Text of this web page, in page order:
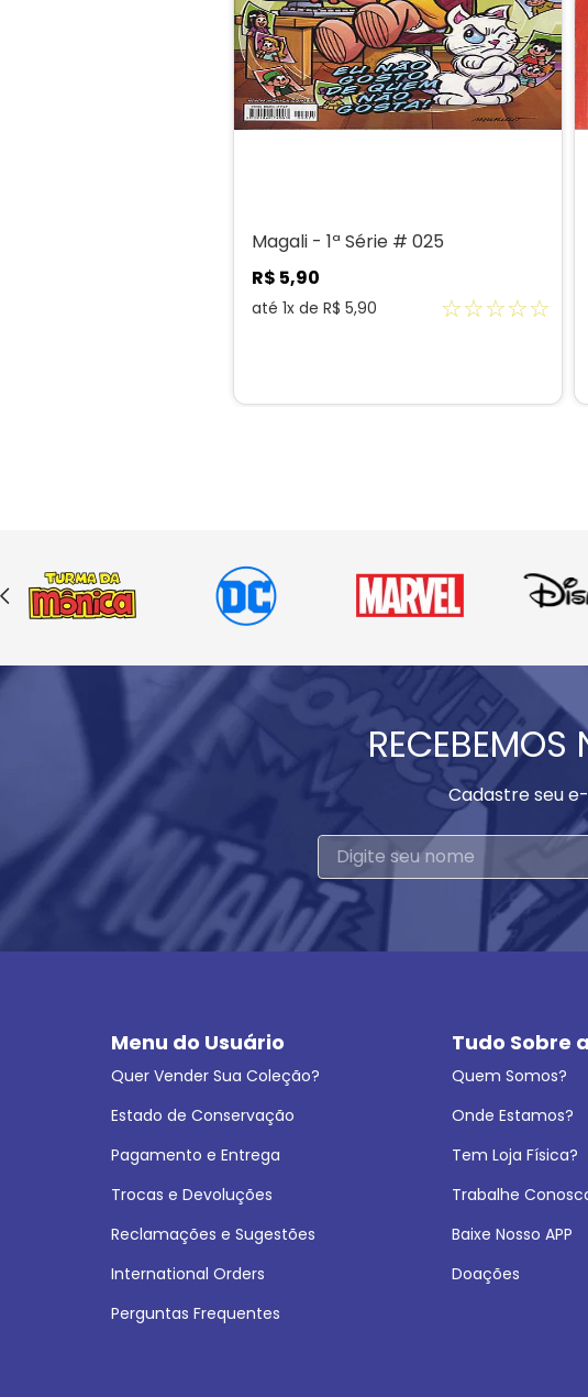
Magali - 1ª Série # 025
R$ 5,90
até 1x de R$ 5,90 ☆☆☆☆☆
RECEBEMOS
Cadastre seu
Menu do Usuário
Quer Vender Sua Coleção?
Estado de Conservação
Pagamento e Entrega
Trocas e Devoluções
Reclamações e Sugestões
International Orders
Perguntas Frequentes
Tudo Sobre
Quem Somos?
Onde Estamos?
Tem Loja Física?
Trabalhe
Baixe Nosso APP
Doações